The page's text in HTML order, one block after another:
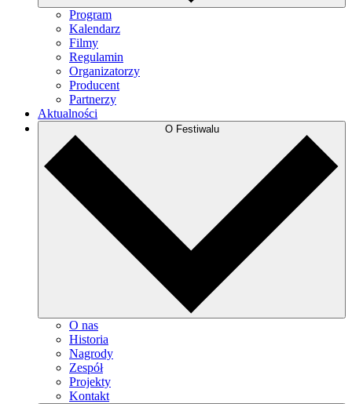
Program
Kalendarz
Filmy
Regulamin
Organizatorzy
Producent
Partnerzy
Aktualności
O Festiwalu
O nas
Historia
Nagrody
Zespół
Projekty
Kontakt